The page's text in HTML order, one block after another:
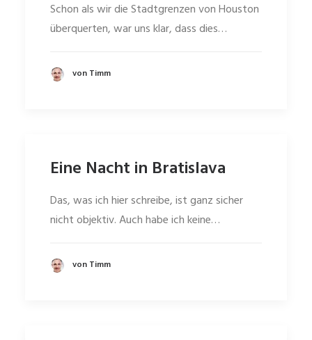
Schon als wir die Stadtgrenzen von Houston
überquerten, war uns klar, dass dies…
von Timm
Eine Nacht in Bratislava
Das, was ich hier schreibe, ist ganz sicher
nicht objektiv. Auch habe ich keine…
von Timm